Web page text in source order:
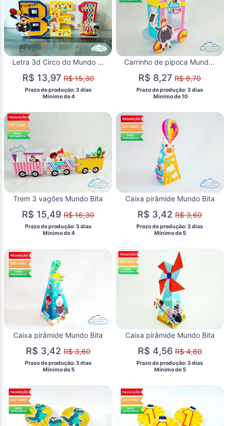
Letra 3d Circo do Mundo bita
R$ 13,97R$ 15,30
Prazo de produção: 3 dias
  Mínimo de 4
Carrinho de pipoca Mundo Bita menina
R$ 8,27R$ 8,70
Prazo de produção: 3 dias
  Mínimo de 10
Trem 3 vagões Mundo Bita
R$ 15,49R$ 16,30
Prazo de produção: 3 dias
  Mínimo de 4
Caixa pirâmide Mundo Bita
R$ 3,42R$ 3,60
Prazo de produção: 3 dias
  Mínimo de 5
Caixa pirâmide Mundo Bita
R$ 3,42R$ 3,60
Prazo de produção: 3 dias
  Mínimo de 5
Caixa pirâmide Mundo Bita
R$ 4,56R$ 4,80
Prazo de produção: 3 dias
  Mínimo de 5